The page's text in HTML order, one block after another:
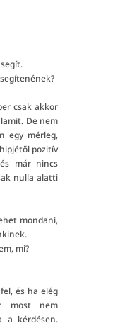
csak akkor
De nem
egy mérleg,
pozitív
már nincs
nulla alatti
mondani,
mi?
és ha elég
most nem
a kérdésen.